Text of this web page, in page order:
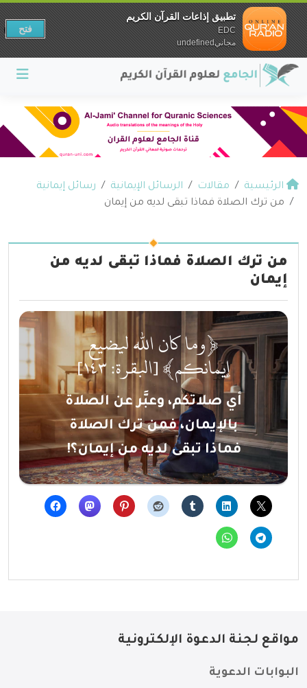
الرئيسية مقالات الرسائل الإيمانية
رسائل إيمانية
من ترك الصلاة فماذا تبقى لديه من إيمان
من ترك الصلاة فماذا تبقى لديه من
إيمان
﴿وما كان الله ليضيع
إيمانكم﴾ [البقرة: ١٤٣]
أي صلاتكم، وعبَّر عن الصلاة
بالإيمان، فمن ترك الصلاة
فماذا تبقى لديه من إيمان؟!
مواقع لجنة الدعوة الإلكترونية
البوابات الدعوية
تطبيق إذاعات القرآن الكريم
EDC
مجانيundefined
فتح